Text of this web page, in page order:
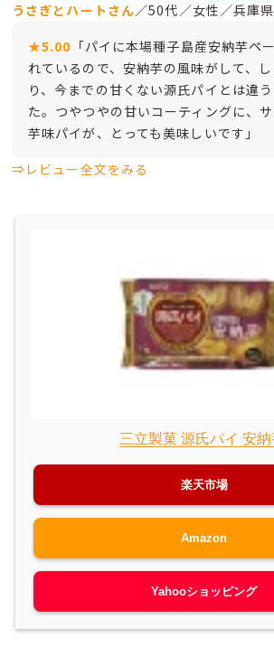
うさぎとハートさん／50代／女性／兵庫県
★5.00 「パイに本場種子島産安納芋ペ
れているので、安納芋の風味がして、
り、今までの甘くない源氏パイとは違
た。つやつやの甘いコーティングに、
芋味パイが、とっても美味しいです」
⇒レビュー全文をみる
三立製菓 源氏パイ 安納
楽天市場
Amazon
Yahooショッピング